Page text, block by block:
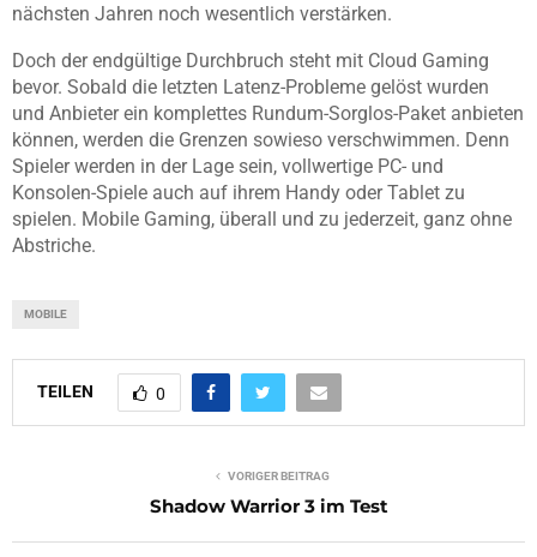
nächsten Jahren noch wesentlich verstärken.
Doch der endgültige Durchbruch steht mit Cloud Gaming
bevor. Sobald die letzten Latenz-Probleme gelöst wurden
und Anbieter ein komplettes Rundum-Sorglos-Paket anbieten
können, werden die Grenzen sowieso verschwimmen. Denn
Spieler werden in der Lage sein, vollwertige PC- und
Konsolen-Spiele auch auf ihrem Handy oder Tablet zu
spielen. Mobile Gaming, überall und zu jederzeit, ganz ohne
Abstriche.
MOBILE
TEILEN 0
VORIGER BEITRAG
Shadow Warrior 3 im Test